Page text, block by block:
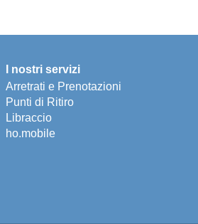
I nostri servizi
Arretrati e Prenotazioni
Punti di Ritiro
Libraccio
ho.mobile